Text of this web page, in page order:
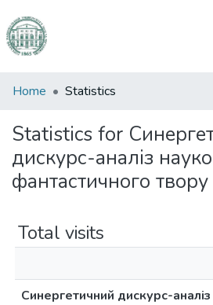
Communities
Collections
All of DSpace
Home Statistics
Statistics for
дискурс-аналіз
фантастичного твору
Total visits
Синергетичний дискурс-аналіз